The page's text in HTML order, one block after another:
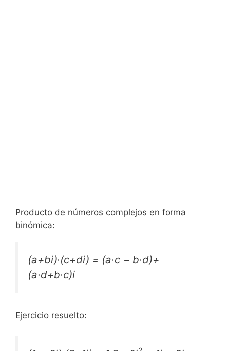
Producto de números complejos en forma
binómica:
(a+bi)·(c+di) = (a·c − b·d)+
(a·d+b·c)i
Ejercicio resuelto: